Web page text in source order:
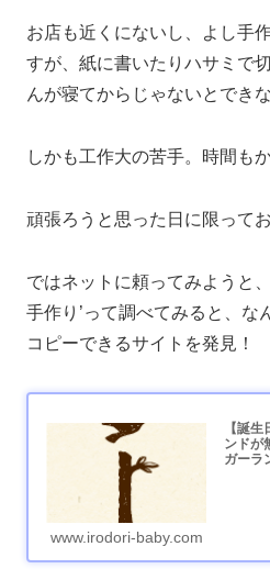
お店も近くにないし、よし手
すが、紙に書いたりハサミで
んが寝てからじゃないとできな
しかも工作大の苦手。時間も
頑張ろうと思った日に限って
ではネットに頼ってみようと
手作り’って調べてみると、な
コピーできるサイトを発見！
【誕
ンドが
ガーラ
www.irodori-baby.com